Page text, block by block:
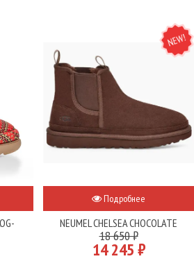
NEW
Подробнее
NEUMEL CHELSEA CHOCOLATE
18 650 ₽
14 245 ₽